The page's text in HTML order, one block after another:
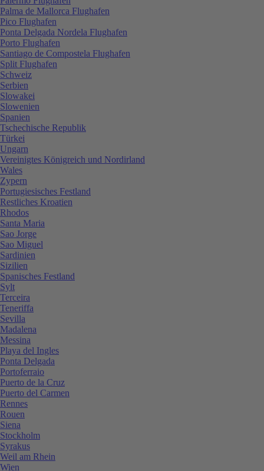
Palma de Mallorca Flughafen
Pico Flughafen
Ponta Delgada Nordela Flughafen
Porto Flughafen
Santiago de Compostela Flughafen
Split Flughafen
Schweiz
Serbien
Slowakei
Slowenien
Spanien
Tschechische Republik
Türkei
Ungarn
Vereinigtes Königreich und Nordirland
Wales
Zypern
Portugiesisches Festland
Restliches Kroatien
Rhodos
Santa Maria
Sao Jorge
Sao Miguel
Sardinien
Sizilien
Spanisches Festland
Sylt
Terceira
Teneriffa
Sevilla
Madalena
Messina
Playa del Ingles
Ponta Delgada
Portoferraio
Puerto de la Cruz
Puerto del Carmen
Rennes
Rouen
Siena
Stockholm
Syrakus
Weil am Rhein
Wien